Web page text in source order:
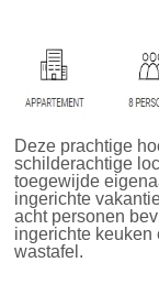
Deze prachtige
schilderachtige
toegewijde
ingerichte
acht personen
ingerichte keuken
wastafel.